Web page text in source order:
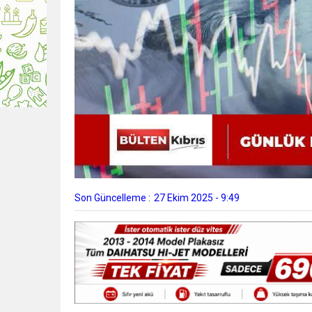
Son Güncelleme : 27 Ekim 2025 - 9:49